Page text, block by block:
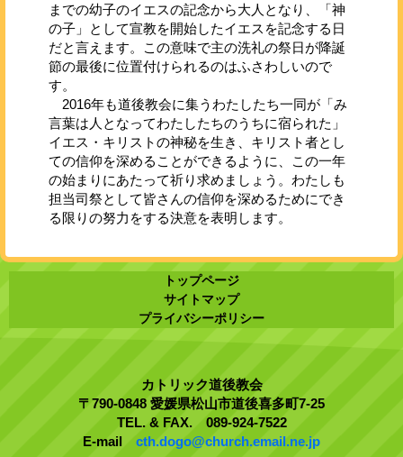
までの幼子のイエスの記念から大人となり、「神
の子」として宣教を開始したイエスを記念する日
だと言えます。この意味で主の洗礼の祭日が降誕
節の最後に位置付けられるのはふさわしいので
す。
2016年も道後教会に集うわたしたち一同が「み
言葉は人となってわたしたちのうちに宿られた」
イエス・キリストの神秘を生き、キリスト者とし
ての信仰を深めることができるように、この一年
の始まりにあたって祈り求めましょう。わたしも
担当司祭として皆さんの信仰を深めるためにでき
る限りの努力をする決意を表明します。
トップページ
サイトマップ
プライバシーポリシー
カトリック道後教会
〒790-0848 愛媛県松山市道後喜多町7-25
TEL. & FAX. 089-924-7522
E-mail cth.dogo@church.email.ne.jp